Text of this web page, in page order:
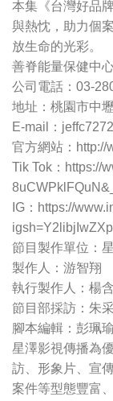
本集《台灣好品
與熱忱，助力個
放生命的光彩。
善脊能量保健中
公司電話：03-
地址：桃園市中
E-mail：
官方網站：http://
Tik Tok：https://
IG：https://
節目製作單位：
製作人：游智翔
執行製作人：楊
節目部採訪：朱
腳本編輯：彭珮瑜
星澤影視傳播為
訪、形象片、宣
案件等型態豐富